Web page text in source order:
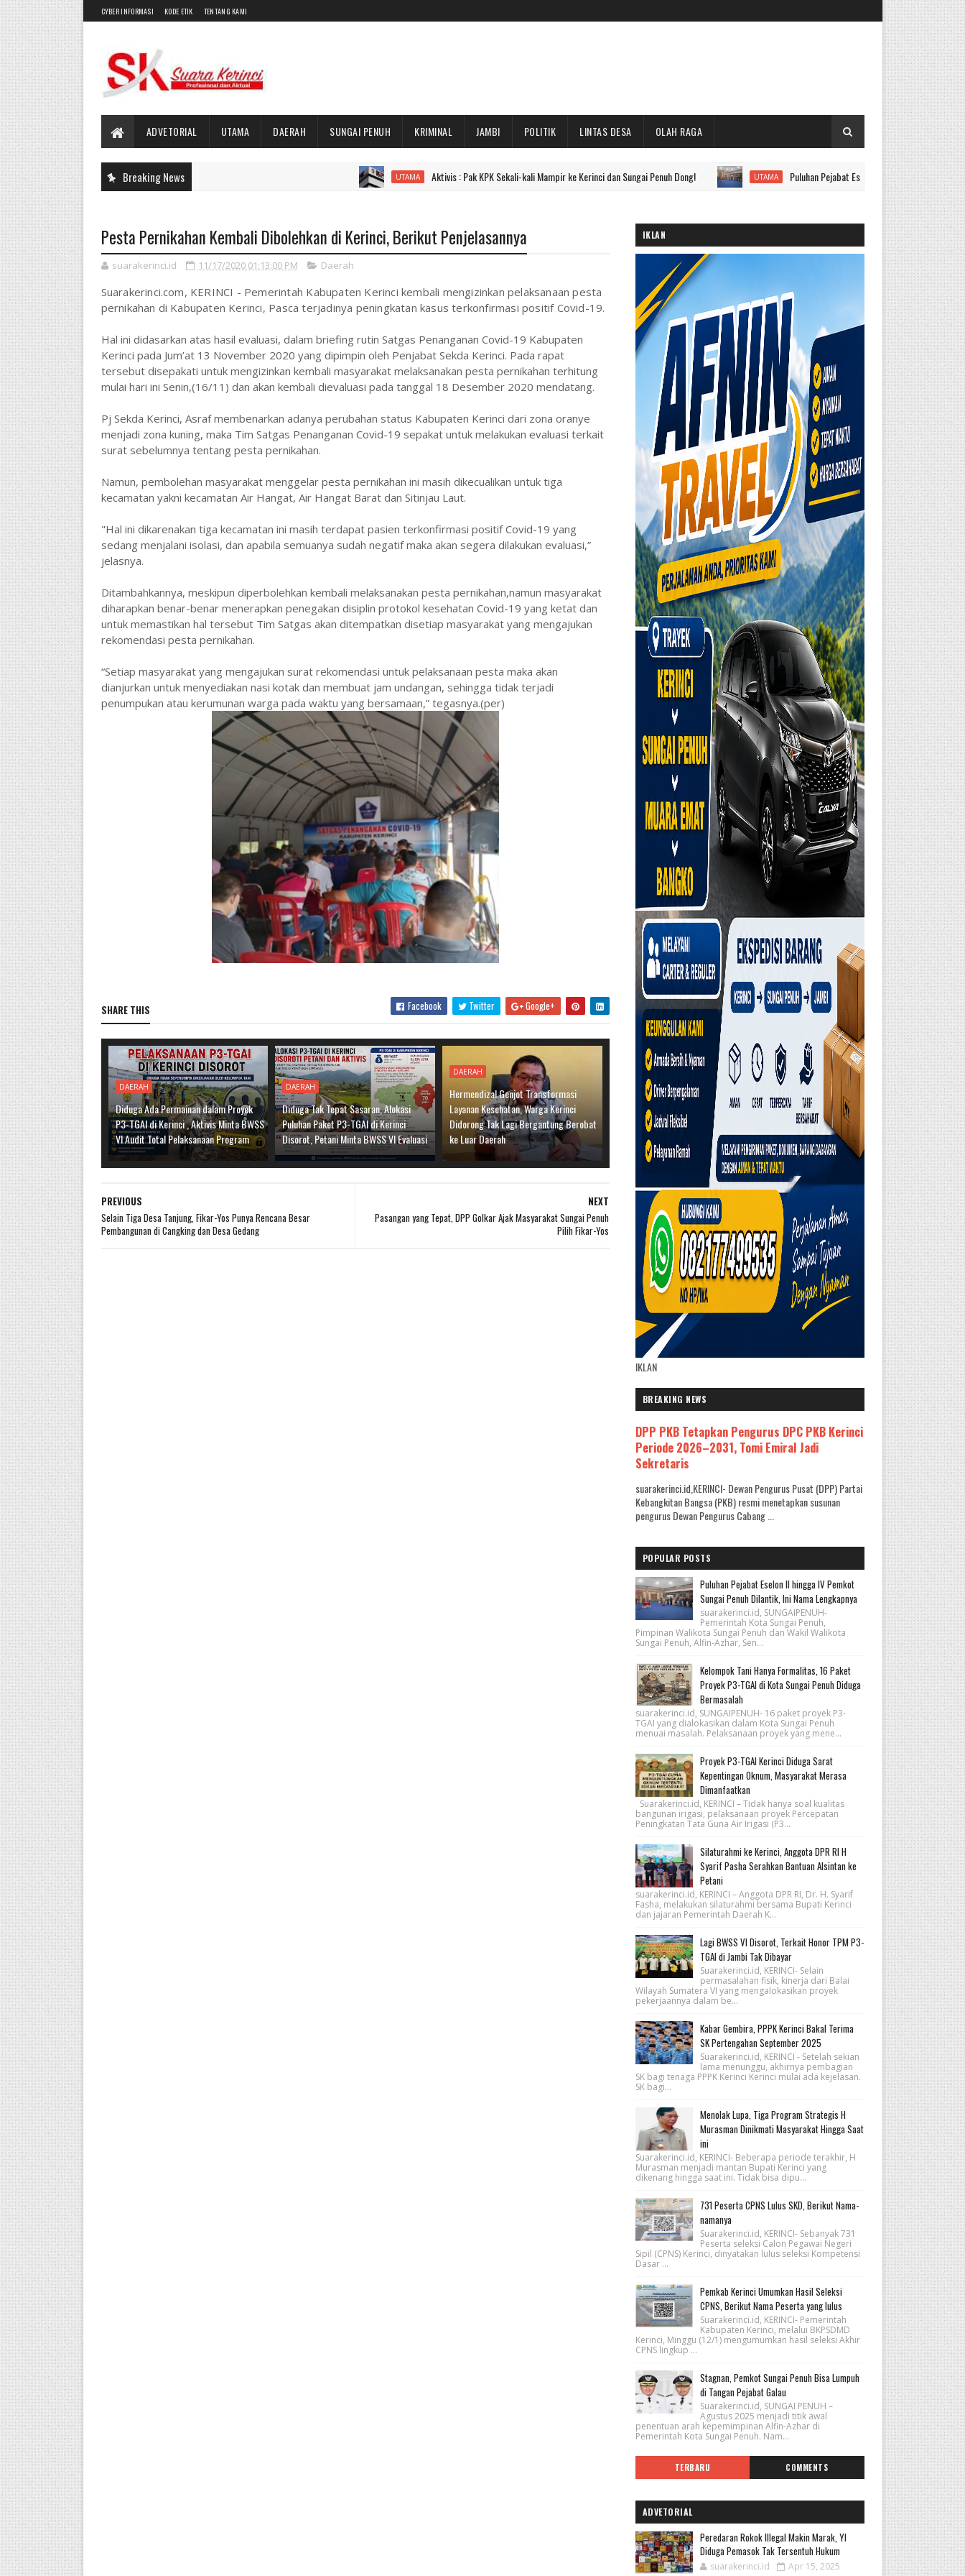
CYBER INFORMASI KODE ETIK TENTANG KAMI
ADVETORIAL UTAMA DAERAH SUNGAI PENUH KRIMINAL JAMBI POLITIK LINTAS DESA OLAH RAGA
Breaking News UTAMA Aktivis : Pak KPK Sekali-kali Mampir ke Kerinci dan Sungai Penuh Dong! UTAMA Puluhan Pejabat Eselon II hingga IV Pemkot Sungai Penuh
Pesta Pernikahan Kembali Dibolehkan di Kerinci, Berikut Penjelasannya
suarakerinci.id 11/17/2020 01:13:00 PM Daerah
Suarakerinci.com, KERINCI - Pemerintah Kabupaten Kerinci kembali mengizinkan pelaksanaan pesta
pernikahan di Kabupaten Kerinci, Pasca terjadinya peningkatan kasus terkonfirmasi positif Covid-19.
Hal ini didasarkan atas hasil evaluasi, dalam briefing rutin Satgas Penanganan Covid-19 Kabupaten
Kerinci pada Jum’at 13 November 2020 yang dipimpin oleh Penjabat Sekda Kerinci. Pada rapat
tersebut disepakati untuk mengizinkan kembali masyarakat melaksanakan pesta pernikahan terhitung
mulai hari ini Senin,(16/11) dan akan kembali dievaluasi pada tanggal 18 Desember 2020 mendatang.
Pj Sekda Kerinci, Asraf membenarkan adanya perubahan status Kabupaten Kerinci dari zona oranye
menjadi zona kuning, maka Tim Satgas Penanganan Covid-19 sepakat untuk melakukan evaluasi terkait
surat sebelumnya tentang pesta pernikahan.
Namun, pembolehan masyarakat menggelar pesta pernikahan ini masih dikecualikan untuk tiga
kecamatan yakni kecamatan Air Hangat, Air Hangat Barat dan Sitinjau Laut.
"Hal ini dikarenakan tiga kecamatan ini masih terdapat pasien terkonfirmasi positif Covid-19 yang
sedang menjalani isolasi, dan apabila semuanya sudah negatif maka akan segera dilakukan evaluasi,”
jelasnya.
Ditambahkannya, meskipun diperbolehkan kembali melaksanakan pesta pernikahan,namun masyarakat
diharapkan benar-benar menerapkan penegakan disiplin protokol kesehatan Covid-19 yang ketat dan
untuk memastikan hal tersebut Tim Satgas akan ditempatkan disetiap masyarakat yang mengajukan
rekomendasi pesta pernikahan.
“Setiap masyarakat yang mengajukan surat rekomendasi untuk pelaksanaan pesta maka akan
dianjurkan untuk menyediakan nasi kotak dan membuat jam undangan, sehingga tidak terjadi
penumpukan atau kerumunan warga pada waktu yang bersamaan,” tegasnya.(per)
SHARE THIS Facebook Twitter Google+
DAERAH
Diduga Ada Permainan dalam Proyek
P3-TGAI di Kerinci , Aktivis Minta BWSS
VI Audit Total Pelaksanaan Program
DAERAH
Diduga Tak Tepat Sasaran, Alokasi
Puluhan Paket P3-TGAI di Kerinci
Disorot, Petani Minta BWSS VI Evaluasi
DAERAH
Hermendizal Genjot Transformasi
Layanan Kesehatan, Warga Kerinci
Didorong Tak Lagi Bergantung Berobat
ke Luar Daerah
NEXT
Pasangan yang Tepat, DPP Golkar Ajak Masyarakat Sungai Penuh
Pilih Fikar-Yos
PREVIOUS
Selain Tiga Desa Tanjung, Fikar-Yos Punya Rencana Besar
Pembangunan di Cangking dan Desa Gedang
IKLAN
IKLAN
BREAKING NEWS
DPP PKB Tetapkan Pengurus DPC PKB Kerinci
Periode 2026–2031, Tomi Emiral Jadi
Sekretaris
suarakerinci.id,KERINCI- Dewan Pengurus Pusat (DPP) Partai
Kebangkitan Bangsa (PKB) resmi menetapkan susunan
pengurus Dewan Pengurus Cabang ...
POPULAR POSTS
Puluhan Pejabat Eselon II hingga IV Pemkot
Sungai Penuh Dilantik, Ini Nama Lengkapnya
suarakerinci.id, SUNGAIPENUH-
Pemerintah Kota Sungai Penuh,
Pimpinan Walikota Sungai Penuh dan Wakil Walikota
Sungai Penuh, Alfin-Azhar, Sen...
Kelompok Tani Hanya Formalitas, 16 Paket
Proyek P3-TGAI di Kota Sungai Penuh Diduga
Bermasalah
suarakerinci.id, SUNGAIPENUH- 16 paket proyek P3-
TGAI yang dialokasikan dalam Kota Sungai Penuh
menuai masalah. Pelaksanaan proyek yang mene...
Proyek P3-TGAI Kerinci Diduga Sarat
Kepentingan Oknum, Masyarakat Merasa
Dimanfaatkan
Suarakerinci.id, KERINCI – Tidak hanya soal kualitas
bangunan irigasi, pelaksanaan proyek Percepatan
Peningkatan Tata Guna Air Irigasi (P3...
Silaturahmi ke Kerinci, Anggota DPR RI H
Syarif Pasha Serahkan Bantuan Alsintan ke
Petani
suarakerinci.id, KERINCI – Anggota DPR RI, Dr. H. Syarif
Fasha, melakukan silaturahmi bersama Bupati Kerinci
dan jajaran Pemerintah Daerah K...
Lagi BWSS VI Disorot, Terkait Honor TPM P3-
TGAI di Jambi Tak Dibayar
Suarakerinci.id, KERINCI- Selain
permasalahan fisik, kinerja dari Balai
Wilayah Sumatera VI yang mengalokasikan proyek
pekerjaannya dalam be...
Kabar Gembira, PPPK Kerinci Bakal Terima
SK Pertengahan September 2025
Suarakerinci.id, KERINCI - Setelah sekian
lama menunggu, akhirnya pembagian
SK bagi tenaga PPPK Kerinci Kerinci mulai ada kejelasan.
SK bagi...
Menolak Lupa, Tiga Program Strategis H
Murasman Dinikmati Masyarakat Hingga Saat
ini
Suarakerinci.id, KERINCI- Beberapa periode terakhir, H
Murasman menjadi mantan Bupati Kerinci yang
dikenang hingga saat ini. Tidak bisa dipu...
731 Peserta CPNS Lulus SKD, Berikut Nama-
namanya
Suarakerinci.id, KERINCI- Sebanyak 731
Peserta seleksi Calon Pegawai Negeri
Sipil (CPNS) Kerinci, dinyatakan lulus seleksi Kompetensi
Dasar ...
Pemkab Kerinci Umumkan Hasil Seleksi
CPNS, Berikut Nama Peserta yang lulus
Suarakerinci.id, KERINCI- Pemerintah
Kabupaten Kerinci, melalui BKPSDMD
Kerinci, Minggu (12/1) mengumumkan hasil seleksi Akhir
CPNS lingkup ...
Stagnan, Pemkot Sungai Penuh Bisa Lumpuh
di Tangan Pejabat Galau
Suarakerinci.id, SUNGAI PENUH –
Agustus 2025 menjadi titik awal
penentuan arah kepemimpinan Alfin-Azhar di
Pemerintah Kota Sungai Penuh. Nam...
TERBARU COMMENTS
ADVETORIAL
Peredaran Rokok Illegal Makin Marak, YI
Diduga Pemasok Tak Tersentuh Hukum
suarakerinci.id Apr 15, 2025